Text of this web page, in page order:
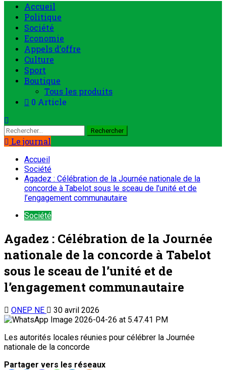
Accueil
Politique
Société
Economie
Appels d’offre
Culture
Sport
Boutique
Tous les produits
0 Article
Le journal
Accueil
Société
Agadez : Célébration de la Journée nationale de la
concorde à Tabelot sous le sceau de l’unité et de
l’engagement communautaire
Société
Agadez : Célébration de la Journée
nationale de la concorde à Tabelot
sous le sceau de l’unité et de
l’engagement communautaire
ONEP NE 30 avril 2026
Les autorités locales réunies pour célébrer la Journée
nationale de la concorde
Partager vers les réseaux